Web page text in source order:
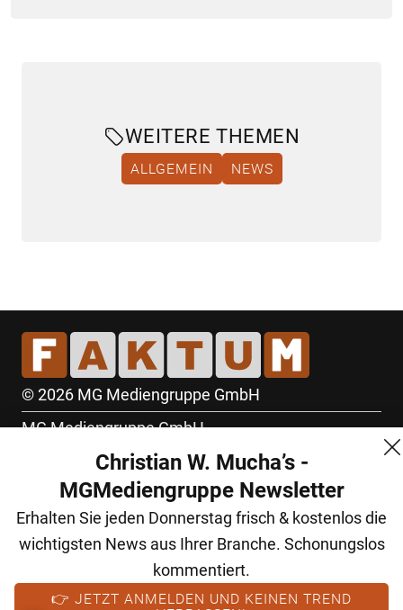
WEITERE THEMEN
ALLGEMEIN NEWS
© 2026 MG Mediengruppe GmbH
MG Mediengruppe GmbH
Burgring 1/7
1010 Wien
+43 (1) 522 14 14
office@mgmedien.at
Kontakt
Christian W. Mucha’s -
MGMediengruppe Newsletter
Erhalten Sie jeden Donnerstag frisch & kostenlos die
wichtigsten News aus Ihrer Branche. Schonungslos
kommentiert.
👉 JETZT ANMELDEN UND KEINEN TREND